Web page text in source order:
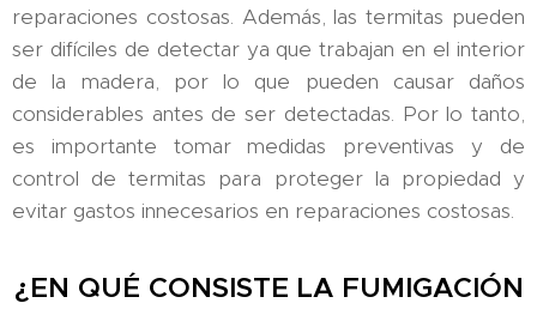
reparaciones costosas. Además, las termitas pueden
ser difíciles de detectar ya que trabajan en el interior
de la madera, por lo que pueden causar daños
considerables antes de ser detectadas. Por lo tanto,
es importante tomar medidas preventivas y de
control de termitas para proteger la propiedad y
evitar gastos innecesarios en reparaciones costosas.
¿EN QUÉ CONSISTE LA FUMIGACIÓN